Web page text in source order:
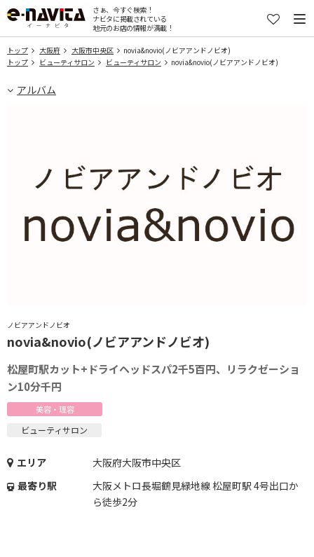
さぁ、今すぐ検索！
ナビタに掲載されている
地元のお店の情報が満載！
トップ 大阪府 大阪市中央区
novia&novio(ノビアアンドノビオ)
トップ
ビューティサロン ビューティサロン novia&novio(ノビアアンドノビオ)
アルバム
ノビアアンドノビオ
novia&novio(ノビアアンドノビオ)
松屋町駅カット+ドライヘッドスパ2千5百円、リラクゼーショ
ン10分千円
美容・理容
ビューティサロン
エリア
大阪府大阪市中央区
最寄り駅
大阪メトロ長堀鶴見緑地線 松屋町駅 4号出口か
ら徒歩2分